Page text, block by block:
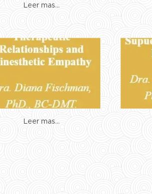
Leer mas...
Leer mas...